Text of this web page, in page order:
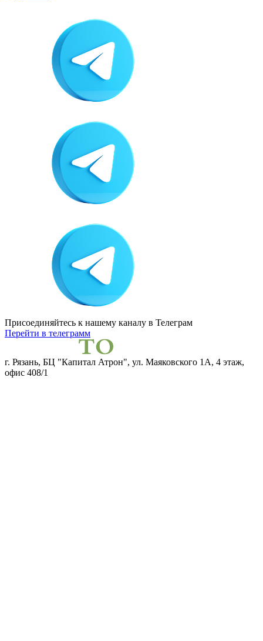
Присоединяйтесь к нашему каналу в Телеграм
Перейти в телеграмм
г. Рязань, БЦ "Капитал Атрон", ул. Маяковского 1А, 4 этаж,
офис 408/1